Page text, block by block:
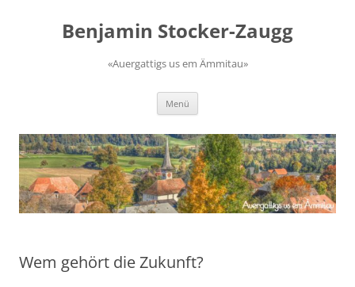
springenBenjamin Stocker-Zaugg
«Auergattigs us em Ämmitau»
Menü
Wem gehört die Zukunft?